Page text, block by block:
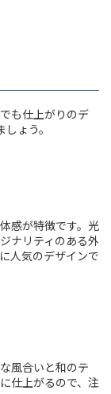
も仕上がりのデ
ょう。
感が特徴です。光
ナリティのある外
人気のデザインで
風合いと和のテ
仕上がるので、注